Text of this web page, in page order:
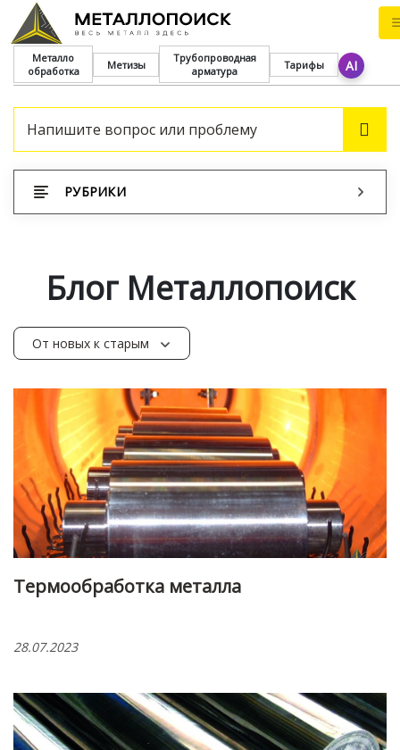
Металло
обработка
Метизы
Трубопроводная
арматура
Тарифы AI
РУБРИКИ
Блог Металлопоиск
Термообработка металла
28.07.2023